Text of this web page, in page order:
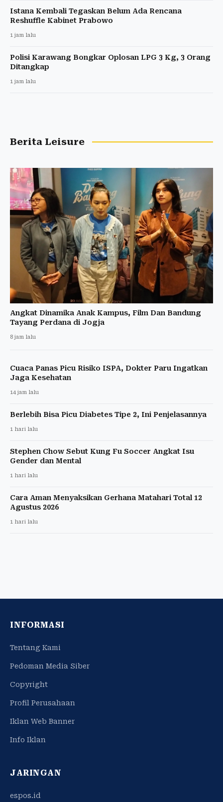
Istana Kembali Tegaskan Belum Ada Rencana
Reshuffle Kabinet Prabowo
1 jam lalu
Polisi Karawang Bongkar Oplosan LPG 3 Kg, 3 Orang
Ditangkap
1 jam lalu
Berita Leisure
Angkat Dinamika Anak Kampus, Film Dan Bandung
Tayang Perdana di Jogja
8 jam lalu
Cuaca Panas Picu Risiko ISPA, Dokter Paru Ingatkan
Jaga Kesehatan
14 jam lalu
Berlebih Bisa Picu Diabetes Tipe 2, Ini Penjelasannya
1 hari lalu
Stephen Chow Sebut Kung Fu Soccer Angkat Isu
Gender dan Mental
1 hari lalu
Cara Aman Menyaksikan Gerhana Matahari Total 12
Agustus 2026
1 hari lalu
INFORMASI
Tentang Kami
Pedoman Media Siber
Copyright
Profil Perusahaan
Iklan Web Banner
Info Iklan
JARINGAN
espos.id